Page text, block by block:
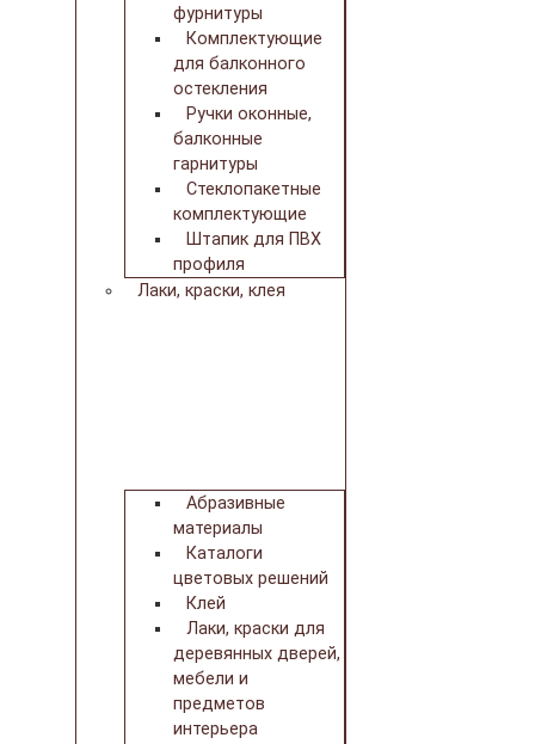
фурнитуры
Комплектующие
для балконного
остекления
Ручки оконные,
балконные
гарнитуры
Стеклопакетные
комплектующие
Штапик для ПВХ
профиля
Лаки, краски, клея
Абразивные
материалы
Каталоги
цветовых решений
Клей
Лаки, краски для
деревянных дверей,
мебели и
предметов
интерьера